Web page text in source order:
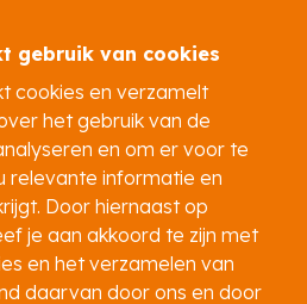
gebruik van cookies
cookies en verzamelt
het gebruik van de
en om er voor te
relevante informatie en
Door hiernaast op
je aan akkoord te zijn met
en het verzamelen van
daarvan door ons en door